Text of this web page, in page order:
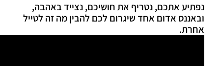
נפתיע אתכם, נטריף את חושיכם, נצייד באהבה,
ובאננס אדום אחד שיגרום לכם להבין מה זה לטייל
אחרת.